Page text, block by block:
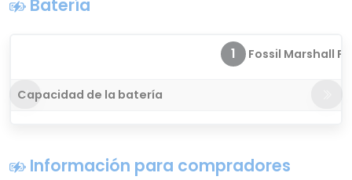
Batería
1 Fossil Marshall
Capacidad de la batería
Información para compradores